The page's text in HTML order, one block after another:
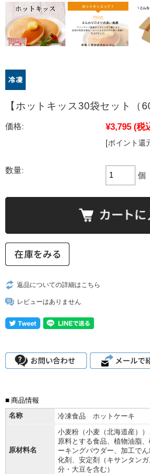
【ホットキッス30袋セット（
価格: ¥3,795 (税
[ポイント還
数量:
個
返品についての詳細はこちら
レビューはありません
■ 商品情報
名称
冷凍食品 ホットケーキ
原材料名
小麦粉（小麦（北海道産）
原料とする食品、植物油脂
ーキングパウダー、加工で
化剤、安定剤（キサンタン
分・大豆を含む）